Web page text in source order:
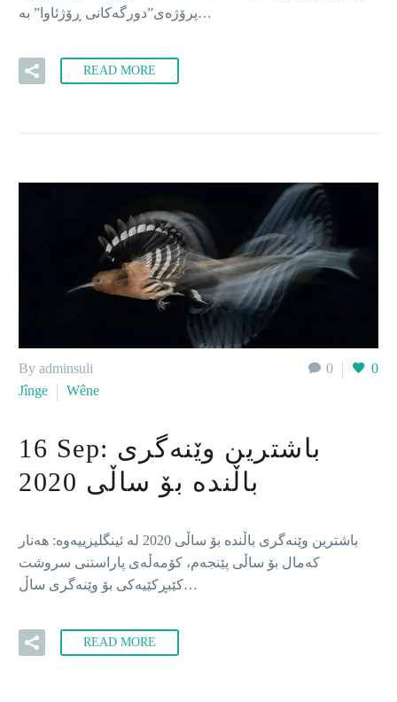
پرۆژەی”دورگەکانی ڕۆژئاوا” بە…
READ MORE
0 0
By adminsuli
Jînge
Wêne
16 Sep: باشترین وێنەگری
باڵندە بۆ ساڵی 2020
باشترین وێنەگری باڵندە بۆ ساڵی 2020 لە ئینگلیزییەوە: هەنار
کەمال بۆ ساڵی پێنجەم، کۆمەڵەی پاراستنی سروشت
کێبڕكێیەکی بۆ وێنەگری ساڵ…
READ MORE